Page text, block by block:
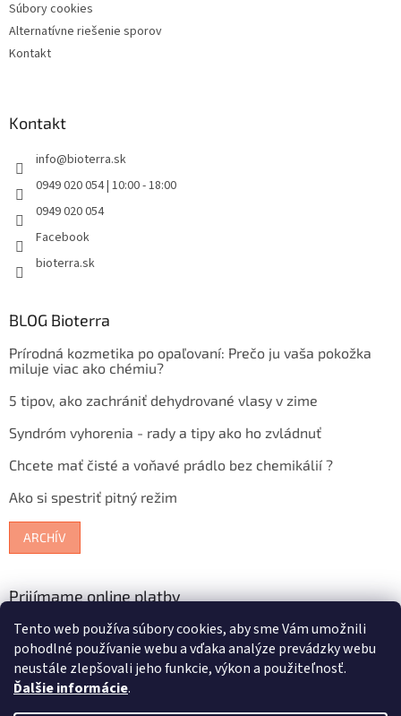
Tento web používa súbory cookies, aby sme Vám umožnili
pohodlné používanie webu a vďaka analýze prevádzky webu
neustále zlepšovali jeho funkcie, výkon a použiteľnosť.
Ďalšie informácie.
Súbory cookies
Alternatívne riešenie sporov
Kontakt
Kontakt
info@bioterra.sk
0949 020 054 | 10:00 - 18:00
0949 020 054
Facebook
bioterra.sk
BLOG Bioterra
Prírodná kozmetika po opaľovaní: Prečo ju vaša pokožka
miluje viac ako chémiu?
5 tipov, ako zachrániť dehydrované vlasy v zime
Syndróm vyhorenia - rady a tipy ako ho zvládnuť
Chcete mať čisté a voňavé prádlo bez chemikálií ?
Ako si spestriť pitný režim
ARCHÍV
Prijímame online platby